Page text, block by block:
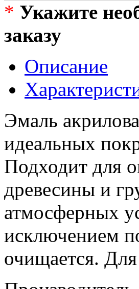
* Укажите
заказу
Описание
Эмаль
идеальных
Подходит для
древесины и
атмосферных
исключением
очищается.